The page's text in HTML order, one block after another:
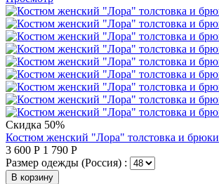
Скидка 50%
Костюм женский "Лора" толстовка и брюки
3 600 Р 1 790 Р
Размер одежды (Россия) :
В корзину